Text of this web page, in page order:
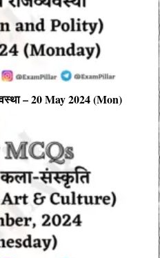
– 20 May 2024 (Mon)